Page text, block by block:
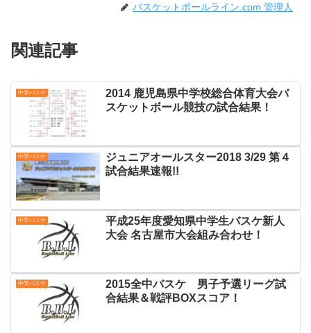
バスケットボールライン.com 管理人
関連記事
中学バスケ
2014 鹿児島県中学校総合体育大会バ
スケットボール競技の試合結果！
中学バスケ
ジュニアオールスター2018 3/29 第４
試合結果速報!!
中学バスケ
平成25年度愛知県中学生バスケ新人
大会 名古屋市大会組み合わせ！
中学バスケ
2015全中バスケ 男子予選リーグ試
合結果＆戦評BOXスコア！